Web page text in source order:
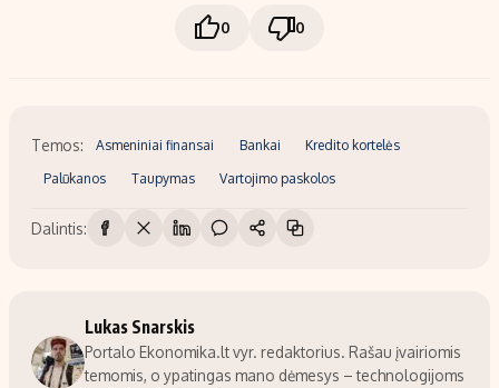
0 0
Temos: Asmeniniai finansai Bankai Kredito kortelės
Palūkanos Taupymas Vartojimo paskolos
Dalintis:
Lukas Snarskis
Portalo Ekonomika.lt vyr. redaktorius. Rašau įvairiomis
temomis, o ypatingas mano dėmesys – technologijoms